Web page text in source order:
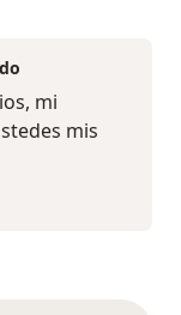
mi
mis